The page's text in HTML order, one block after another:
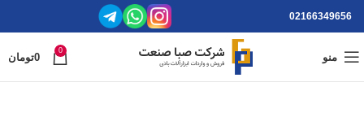
02166349656
منو
0
0تومان